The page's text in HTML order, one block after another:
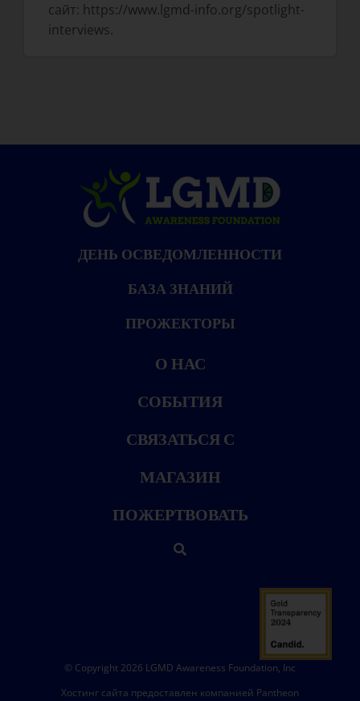
сайт: https://www.lgmd-info.org/spotlight-
interviews.
ДЕНЬ ОСВЕДОМЛЕННОСТИ
БАЗА ЗНАНИЙ
ПРОЖЕКТОРЫ
О НАС
СОБЫТИЯ
СВЯЗАТЬСЯ С
МАГАЗИН
ПОЖЕРТВОВАТЬ
© Copyright 2026 LGMD Awareness Foundation, Inc
Хостинг сайта предоставлен компанией Pantheon